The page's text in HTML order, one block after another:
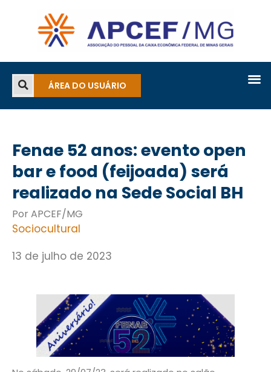
ÁREA DO USUÁRIO
Fenae 52 anos: evento open
bar e food (feijoada) será
realizado na Sede Social BH
Por APCEF/MG
Sociocultural
13 de julho de 2023